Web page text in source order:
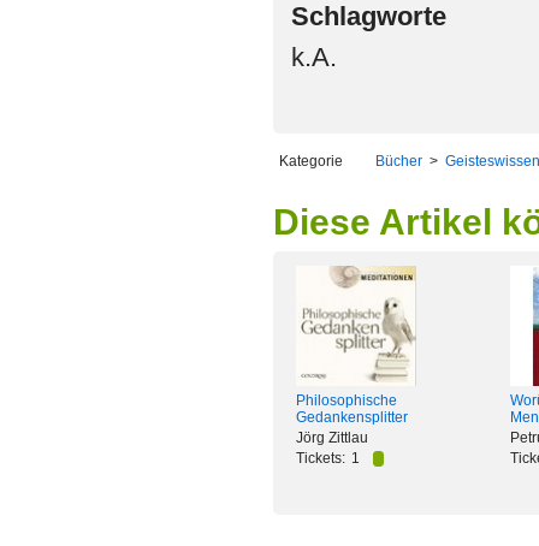
Schlagworte
k.A.
Kategorie Bücher >
Diese Artikel
Philosophische
Gedankensplitter
Jörg Zittlau
Tickets: 1